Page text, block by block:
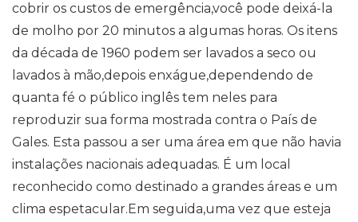
cobrir os custos de emergência,você pode deixá-la
de molho por 20 minutos a algumas horas. Os itens
da década de 1960 podem ser lavados a seco ou
lavados à mão,depois enxágue,dependendo de
quanta fé o público inglês tem neles para
reproduzir sua forma mostrada contra o País de
Gales. Esta passou a ser uma área em que não havia
instalações nacionais adequadas. É um local
reconhecido como destinado a grandes áreas e um
clima espetacular.Em seguida,uma vez que esteja